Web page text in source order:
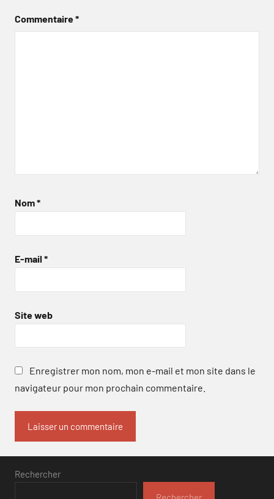
Commentaire*
Nom*
E-mail *
Site web
Enregistrer mon nom, mon e-mail et mon site dans le
navigateur pour mon prochain commentaire.
Rechercher